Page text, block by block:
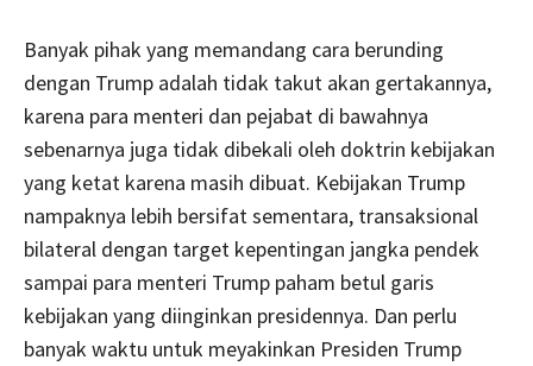
Banyak pihak yang memandang cara berunding
dengan Trump adalah tidak takut akan gertakannya,
karena para menteri dan pejabat di bawahnya
sebenarnya juga tidak dibekali oleh doktrin kebijakan
yang ketat karena masih dibuat. Kebijakan Trump
nampaknya lebih bersifat sementara, transaksional
bilateral dengan target kepentingan jangka pendek
sampai para menteri Trump paham betul garis
kebijakan yang diinginkan presidennya. Dan perlu
banyak waktu untuk meyakinkan Presiden Trump